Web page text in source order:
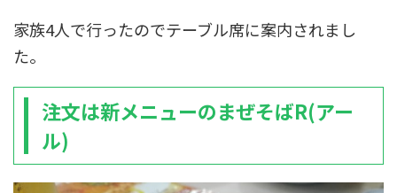
家族4人で行ったのでテーブル席に案内されまし
た。
注文は新メニューのまぜそばR(アー
ル)